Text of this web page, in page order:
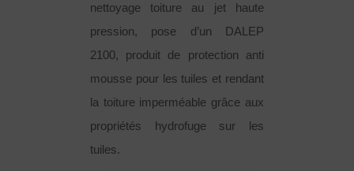
nettoyage toiture au jet haute
pression, pose d’un DALEP
2100, produit de protection anti
mousse pour les tuiles et rendant
la toiture imperméable grâce aux
propriétés hydrofuge sur les
tuiles.